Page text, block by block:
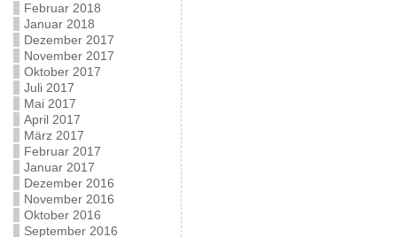
Februar 2018
Januar 2018
Dezember 2017
November 2017
Oktober 2017
Juli 2017
Mai 2017
April 2017
März 2017
Februar 2017
Januar 2017
Dezember 2016
November 2016
Oktober 2016
September 2016